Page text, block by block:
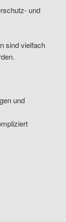
und
sind vielfach
und